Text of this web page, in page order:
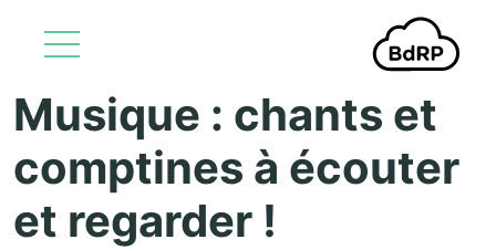
Aller au contenu principal
Musique : chants et
comptines à écouter
et regarder !